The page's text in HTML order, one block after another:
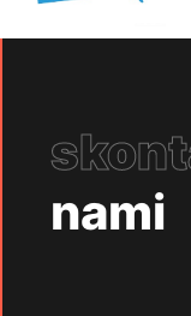
nami